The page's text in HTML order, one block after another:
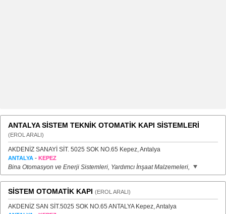
ANTALYA SİSTEM TEKNİK OTOMATİK KAPI SİSTEMLERİ
(EROL ARALI)
AKDENİZ SANAYİ SİT. 5025 SOK NO.65 Kepez, Antalya
ANTALYA - KEPEZ
Bina Otomasyon ve Enerji Sistemleri, Yardımcı İnşaat Malzemeleri,
SİSTEM OTOMATİK KAPI (EROL ARALI)
AKDENİZ SAN SİT.5025 SOK NO.65 ANTALYA Kepez, Antalya